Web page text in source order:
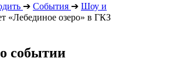
➔ События ➔ Шоу и
«Лебединое озеро» в ГКЗ
событии